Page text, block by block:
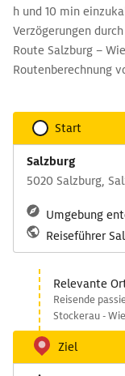
h und 10 min
Verzögerungen
Route Salzburg –
Routenberechnung
Start
Salzburg
5020 Salzburg,
Umgebung
Reiseführer
Relevante
Reisende
Stockerau -
Ziel